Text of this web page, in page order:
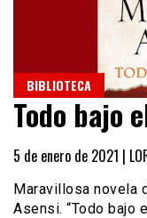
BIBLIOTECA
Todo bajo
5 de enero de 2021 |
Maravillosa novela
Asensi. “Todo bajo